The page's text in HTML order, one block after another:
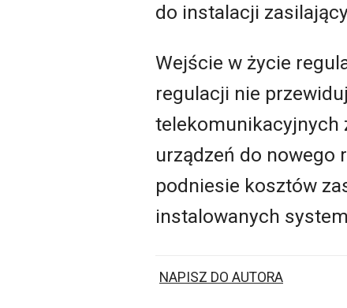
do instalacji
Wejście w życie
regulacji nie
telekomunikacyjnych
urządzeń do nowego
podniesie kosztów
instalowanych
NAPISZ DO AUTORA